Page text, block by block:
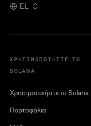
EL
ΧΡΗΣΙΜΟΠΟΙΉΣΤΕ ΤΟ
SOLANA
Χρησιμοποιήστε το Solana
Πορτοφόλια